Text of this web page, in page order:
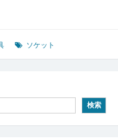
ソケット
検索